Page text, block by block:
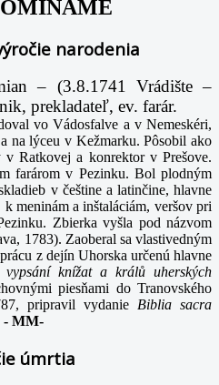
narodenia
– (3.8.1741 Vrádište –
prekladateľ, ev. farár.
vo Vádosfalve a v Nemeskéri,
na lýceu v Kežmarku. Pôsobil ako
Ratkovej a konrektor v Prešove.
farárom v Pezinku. Bol plodným
v češtine a latinčine, hlavne
meninám a inštaláciám, veršov pri
Zbierka vyšla pod názvom
1783). Zaoberal sa vlastivedným
z dejín Uhorska určenú hlavne
vypsání knížat a králů uherských
piesňami do Tranovského
pripravil vydanie Biblia sacra
- MM-
úmrtia